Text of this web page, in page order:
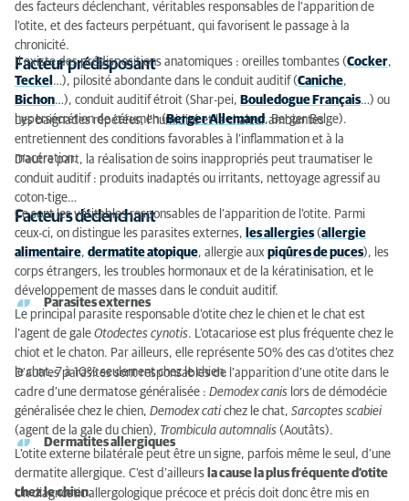
Les signes cliniques sont facilement mis en évidence
Les 4 étapes de la démarche diagnostique d’une
otite externe
Comment traiter une otite externe ?
des facteurs déclenchant, véritables responsables de l’apparition de
l’otite, et des facteurs perpétuant, qui favorisent le passage à la
chronicité.
Facteur prédisposant
Il existe des prédispositions anatomiques : oreilles tombantes (Cocker,
Teckel …), pilosité abondante dans le conduit auditif (Caniche,
Bichon…), conduit auditif étroit (Shar-pei, Bouledogue Français…) ou
hypersécrétion de cérumen (Berger Allemand, Berger Belge).
Les baignades répétées, l’humidité et la chaleur ambiantes
entretiennent des conditions favorables à l’inflammation et à la
macération.
D’autre part, la réalisation de soins inappropriés peut traumatiser le
conduit auditif : produits inadaptés ou irritants, nettoyage agressif au
coton-tige…
Facteurs déclenchant
Ce sont les véritables responsables de l’apparition de l’otite. Parmi
ceux-ci, on distingue les parasites externes, les allergies(allergie
alimentaire, dermatite atopique, allergie aux piqûres de puces), les
corps étrangers, les troubles hormonaux et de la kératinisation, et le
développement de masses dans le conduit auditif.
Parasites externes
Le principal parasite responsable d’otite chez le chien et le chat est
l’agent de gale Otodectes cynotis. L’otacariose est plus fréquente chez le
chiot et le chaton. Par ailleurs, elle représente 50% des cas d’otites chez
le chat, 7 à 10% seulement chez le chien.
D’autres parasites sont responsables de l’apparition d’une otite dans le
cadre d’une dermatose généralisée : Demodex canis lors de démodécie
généralisée chez le chien, Demodex cati chez le chat, Sarcoptes scabiei
(agent de la gale du chien), Trombicula automnalis (Aoutâts).
Dermatites allergiques
L’otite externe bilatérale peut être un signe, parfois même le seul, d’une
dermatite allergique. C’est d’ailleurs la cause la plus fréquente d’otite
chez le chien.
Un diagnostic allergologique précoce et précis doit donc être mis en